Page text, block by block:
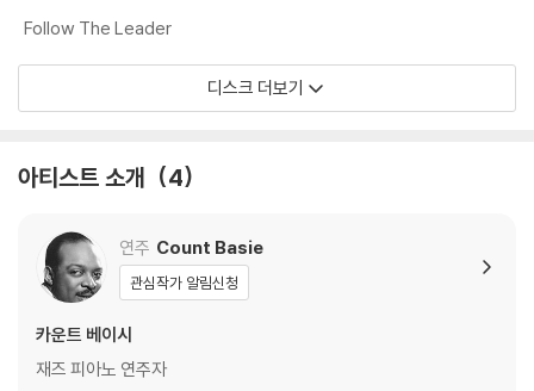
외관상 불량 확인되는 상품을 개봉 시엔 반품/교환 처리 불가합니다.
2) 디스크 라벨은 공정상 매끄럽게 부착되지 않을 수도 있으며 겉포장 비
닐은 품질보증대상이 아닙니다.
1) 침압 조절 기능이 없는 턴테이블을 사용하시는 경우, (주로 올인원 형태
모델) 다이내믹 사운드의 편차가 큰 트랙을 재생할 때 이상 현상이 발생할
수 있습니다.
기기 문제로 인해 발생하는 재생 불량 현상에 대해서는 반품/교환이 불가
하니 침압 조절이 가능한 기기에서 재생하실 것을 권유 드립니다.
2) 디스크는 정전기와 먼지로 인해 재생이 원활하지 않은 경우가 있습니
Follow The Leader
디스크 더보기
아티스트 소개 4
연주 Count Basie
관심작가 알림신청
카운트 베이시
재즈 피아노 연주자